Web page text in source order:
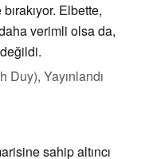
Elbette,
verimli olsa da,
Duy), Yayınlandı
sahip altıncı